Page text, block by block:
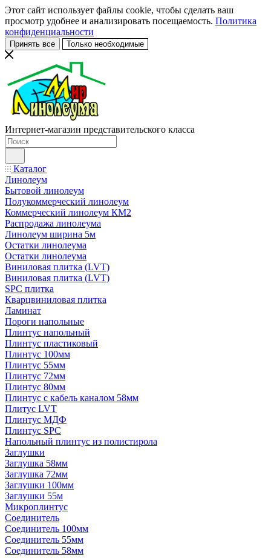
Этот сайт использует файлы cookie, чтобы сделать ваш
просмотр удобнее и анализировать посещаемость. Политика
конфиденциальности
Принять все Только необходимые
Интернет-магазин представительского класса
Каталог
Линолеум
Бытовой линолеум
Полукоммерческий линолеум
Коммерческий линолеум КМ2
Распродажа линолеума
Линолеум ширина 5м
Остатки линолеума
Остатки линолеума
Виниловая плитка (LVT)
Виниловая плитка (LVT)
SPC плитка
Кварцвиниловая плитка
Ламинат
Пороги напольные
Плинтус напольный
Плинтус пластиковый
Плинтус 100мм
Плинтус 55мм
Плинтус 72мм
Плинтус 80мм
Плинтус с кабель каналом 58мм
Плитус LVT
Плинтус МДФ
Плинтус SPC
Напольный плинтус из полистирола
Заглушки
Заглушка 58мм
Заглушка 72мм
Заглушки 100мм
Заглушки 55м
Микроплинтус
Соединитель
Соединитель 100мм
Соединитель 55мм
Соединитель 58мм